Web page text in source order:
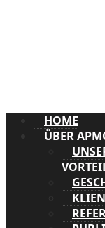
HOME
ÜBER